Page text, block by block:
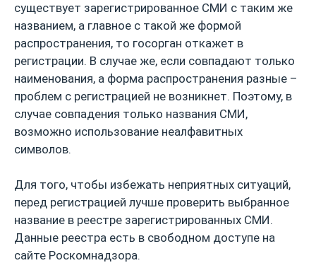
существует зарегистрированное СМИ с таким же
названием, а главное с такой же формой
распространения, то госорган откажет в
регистрации. В случае же, если совпадают только
наименования, а форма распространения разные –
проблем с регистрацией не возникнет. Поэтому, в
случае совпадения только названия СМИ,
возможно использование неалфавитных
символов.
Для того, чтобы избежать неприятных ситуаций,
перед регистрацией лучше проверить выбранное
название в реестре зарегистрированных СМИ.
Данные реестра есть в свободном доступе на
сайте Роскомнадзора.